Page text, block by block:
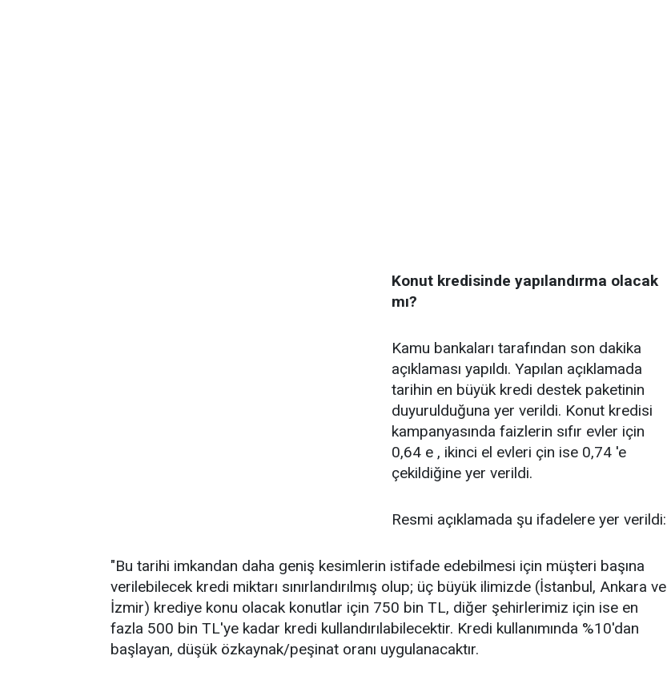
Konut kredisinde yapılandırma olacak
mı?
Kamu bankaları tarafından son dakika
açıklaması yapıldı. Yapılan açıklamada
tarihin en büyük kredi destek paketinin
duyurulduğuna yer verildi. Konut kredisi
kampanyasında faizlerin sıfır evler için
0,64 e , ikinci el evleri çin ise 0,74 'e
çekildiğine yer verildi.
Resmi açıklamada şu ifadelere yer verildi:
"Bu tarihi imkandan daha geniş kesimlerin istifade edebilmesi için müşteri başına
verilebilecek kredi miktarı sınırlandırılmış olup; üç büyük ilimizde (İstanbul, Ankara ve
İzmir) krediye konu olacak konutlar için 750 bin TL, diğer şehirlerimiz için ise en
fazla 500 bin TL'ye kadar kredi kullandırılabilecektir. Kredi kullanımında %10'dan
başlayan, düşük özkaynak/peşinat oranı uygulanacaktır.